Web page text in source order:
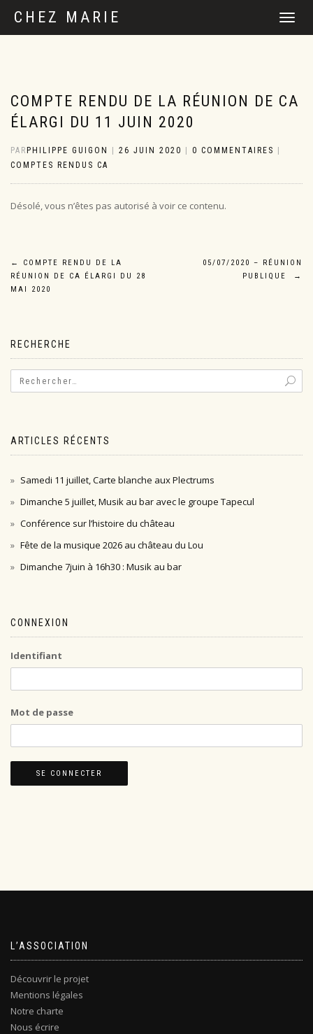
CHEZ MARIE
DÉPLIER
COMPTE RENDU DE LA RÉUNION DE CA
ÉLARGI DU 11 JUIN 2020
PAR PHILIPPE GUIGON 26 JUIN 2020 0 COMMENTAIRES
COMPTES RENDUS CA
Désolé, vous n’êtes pas autorisé à voir ce contenu.
Navigation
de
←
COMPTE RENDU DE LA
RÉUNION DE CA ÉLARGI DU 28
MAI 2020
05/07/2020 – RÉUNION
PUBLIQUE
→
RECHERCHE
ARTICLES RÉCENTS
Samedi 11 juillet, Carte blanche aux Plectrums
Dimanche 5 juillet, Musik au bar avec le groupe Tapecul
Conférence sur l’histoire du château
Fête de la musique 2026 au château du Lou
Dimanche 7juin à 16h30 : Musik au bar
CONNEXION
Identifiant
Mot de passe
L’ASSOCIATION
Découvrir le projet
Mentions légales
Notre charte
Nous écrire